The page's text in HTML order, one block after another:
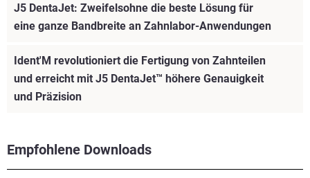
Empfohlene Downloads
J5 DentaJet: Zweifelsohne die beste Lösung für
eine ganze Bandbreite an Zahnlabor-Anwendungen
Ident'M revolutioniert die Fertigung von Zahnteilen
und erreicht mit J5 DentaJet™ höhere Genauigkeit
und Präzision